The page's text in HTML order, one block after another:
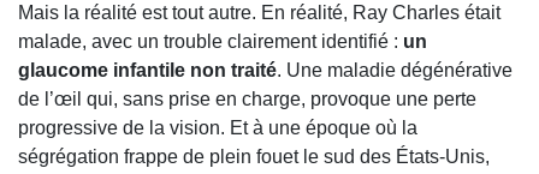
Mais la réalité est tout autre. En réalité, Ray Charles était
malade, avec un trouble clairement identifié : un
glaucome infantile non traité. Une maladie dégénérative
de l’œil qui, sans prise en charge, provoque une perte
progressive de la vision. Et à une époque où la
ségrégation frappe de plein fouet le sud des États-Unis,